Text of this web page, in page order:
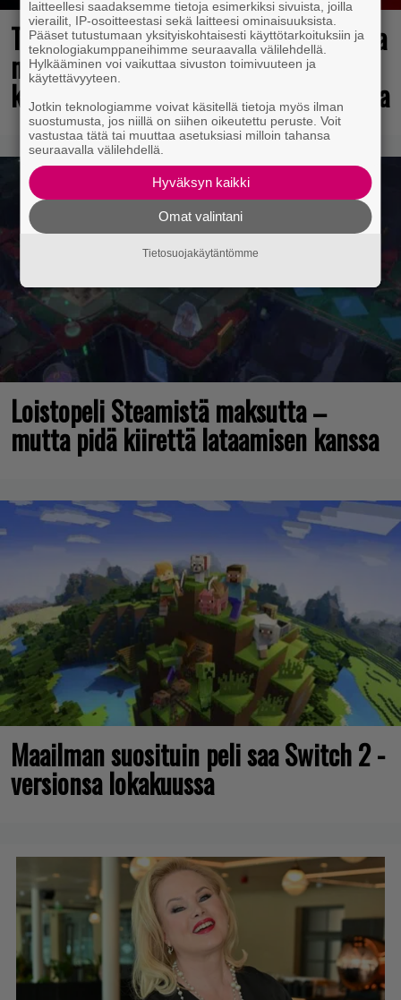
Tulevasta Resident Evil -uusioversiosta
näyttäisi tulevan menestys – jo yli
kahden miljoonan pelaajan toivelistalla
Loistopeli Steamistä maksutta –
mutta pidä kiirettä lataamisen kanssa
Maailman suosituin peli saa Switch 2 -
versionsa lokakuussa
laitteellesi saadaksemme tietoja esimerkiksi sivuista, joilla
vierailit, IP-osoitteestasi sekä laitteesi ominaisuuksista.
Pääset tutustumaan yksityiskohtaisesti käyttötarkoituksiin ja
teknologiakumppaneihimme seuraavalla välilehdellä.
Hylkääminen voi vaikuttaa sivuston toimivuuteen ja
käytettävyyteen.
Jotkin teknologiamme voivat käsitellä tietoja myös ilman
suostumusta, jos niillä on siihen oikeutettu peruste. Voit
vastustaa tätä tai muuttaa asetuksiasi milloin tahansa
seuraavalla välilehdellä.
Hyväksyn kaikki
Omat valintani
Tietosuojakäytäntömme